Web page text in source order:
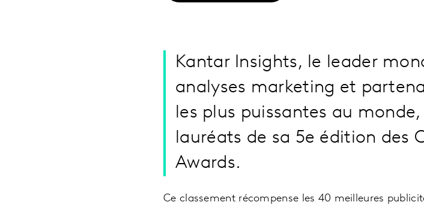
Kantar Insights, le leader
analyses marketing et
les plus puissantes au
lauréats de sa 5e édition des
Awards.
Ce classement récompense les 40 meilleures